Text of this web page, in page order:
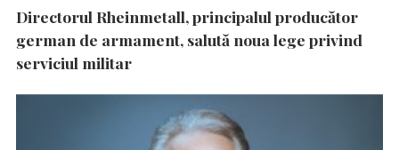
Directorul Rheinmetall, principalul producător
german de armament, salută noua lege privind
serviciul militar